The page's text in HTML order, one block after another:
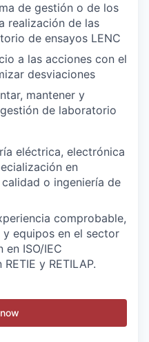
de gestión o de los
realización de las
de ensayos LENC
a las acciones con el
desviaciones
mantener y
de laboratorio
eléctrica, electrónica
en
o ingeniería de
comprobable,
equipos en el sector
ISO/IEC
y RETILAP.